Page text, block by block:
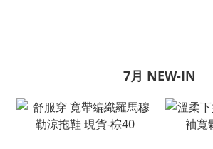
7月 NEW-IN